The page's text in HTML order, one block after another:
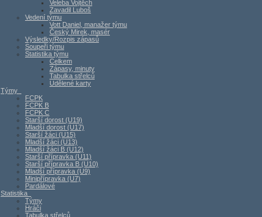
Veleba Vojtěch
Zavadil Luboš
Vedení týmu
Vott Daniel, manažer týmu
Český Mirek, masér
Výsledky/Rozpis zápasů
Soupeři týmu
Statistika týmu
Celkem
Zápasy, minuty
Tabulka střelců
Udělené karty
Týmy
FCPK
FCPK B
FCPK C
Starší dorost (U19)
Mladší dorost (U17)
Starší žáci (U15)
Mladší žáci (U13)
Mladší žáci B (U12)
Starší přípravka (U11)
Starší přípravka B (U10)
Mladší přípravka (U9)
Minipřípravka (U7)
Pardálové
Statistika
Týmy
Hráči
Tabulka střelců